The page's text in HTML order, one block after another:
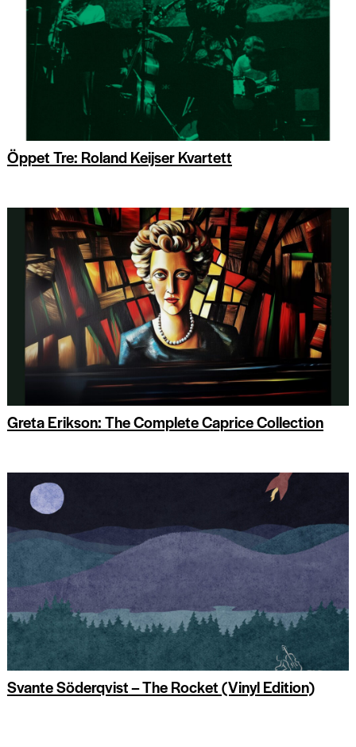
Öppet Tre: Roland Keijser Kvartett
Greta Erikson: The Complete Caprice Collection
Svante Söderqvist – The Rocket (Vinyl Edition)